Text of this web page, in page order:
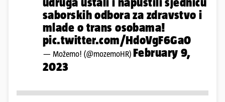
saborskih odbora za zdravstvo i
mlade o trans osobama!
pic.twitter.com/HdoVgF6Ga0
— Možemo! (@mozemoHR) February 9,
2023